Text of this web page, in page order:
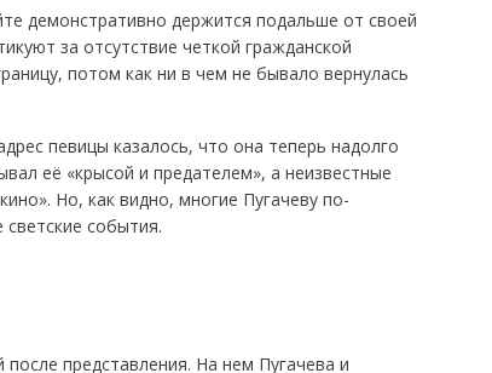
демонстративно держится подальше от своей
за отсутствие четкой гражданской
потом как ни в чем не бывало вернулась
певицы казалось, что она теперь надолго
её «крысой и предателем», а неизвестные
Но, как видно, многие Пугачеву по-
события.
представления. На нем Пугачева и